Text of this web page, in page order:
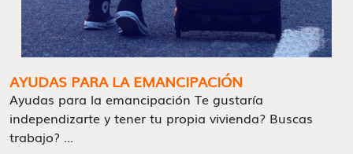
AYUDAS PARA LA EMANCIPACIÓN
Ayudas para la emancipación Te gustaría
independizarte y tener tu propia vivienda? Buscas
trabajo? ...